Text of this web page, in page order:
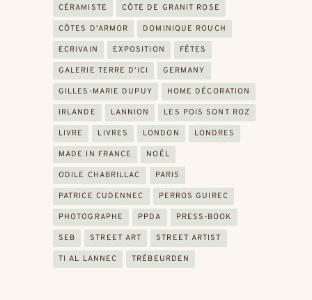
CÉRAMISTE CÔTE DE GRANIT ROSE
CÔTES D'ARMOR DOMINIQUE ROUCH
ECRIVAIN EXPOSITION FÊTES
GALERIE TERRE D'ICI GERMANY
GILLES-MARIE DUPUY HOME DÉCORATION
IRLANDE LANNION LES POIS SONT ROZ
LIVRE LIVRES LONDON LONDRES
MADE IN FRANCE NOËL
ODILE CHABRILLAC PARIS
PATRICE CUDENNEC PERROS GUIREC
PHOTOGRAPHE PPDA PRESS-BOOK
SEB STREET ART STREET ARTIST
TI AL LANNEC TRÉBEURDEN